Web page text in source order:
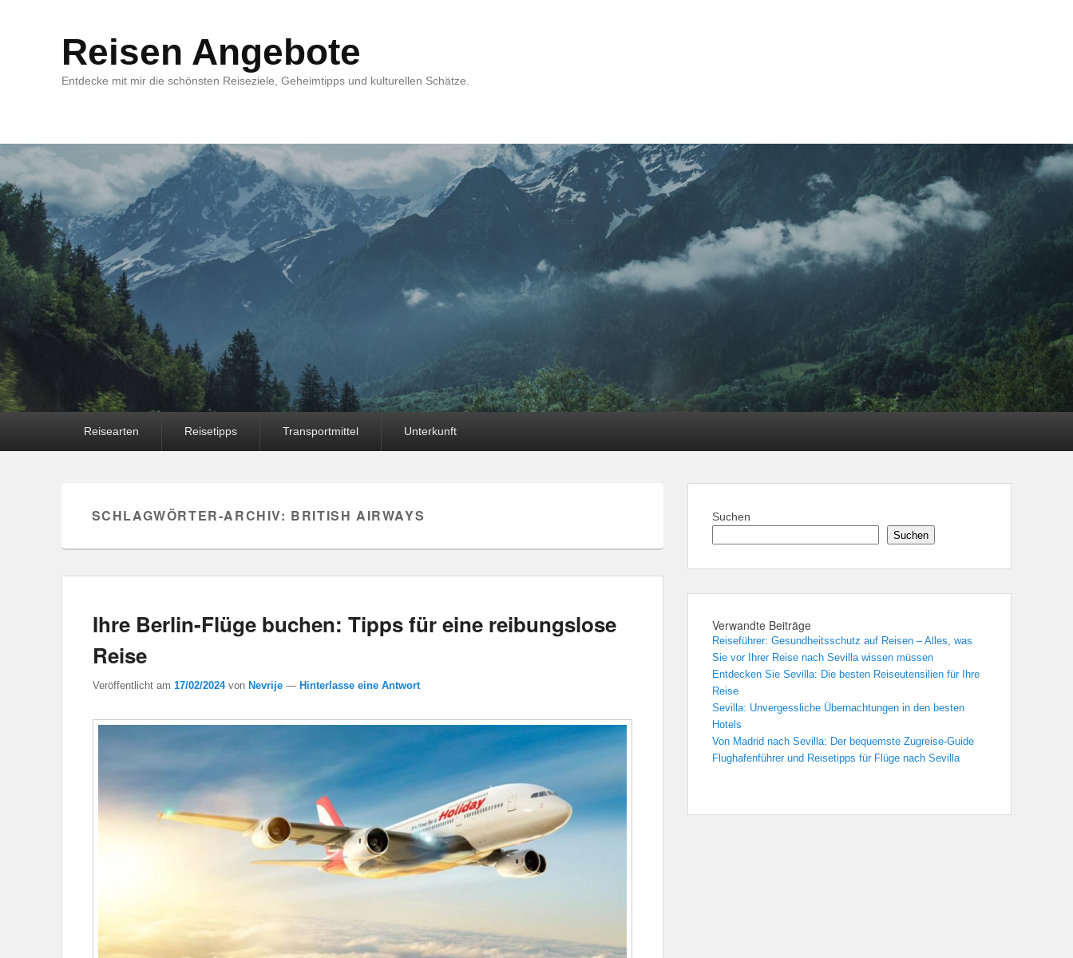
Reisen Angebote
Entdecke mit mir die schönsten Reiseziele, Geheimtipps und kulturellen Schätze.
Reisearten Reisetipps Transportmittel Unterkunft
SCHLAGWÖRTER-ARCHIV: BRITISH AIRWAYS
Ihre Berlin-Flüge buchen: Tipps für eine reibungslose
Reise
Veröffentlicht am 17/02/2024 von Nevrije — Hinterlasse eine Antwort
Suchen
Suchen
Verwandte Beiträge
Reiseführer: Gesundheitsschutz auf Reisen – Alles, was
Sie vor Ihrer Reise nach Sevilla wissen müssen
Entdecken Sie Sevilla: Die besten Reiseutensilien für Ihre
Reise
Sevilla: Unvergessliche Übernachtungen in den besten
Hotels
Von Madrid nach Sevilla: Der bequemste Zugreise-Guide
Flughafenführer und Reisetipps für Flüge nach Sevilla